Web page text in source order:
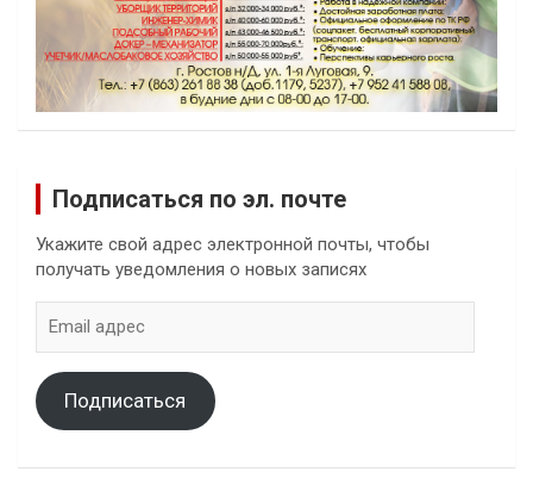
Подписаться по эл. почте
Укажите свой адрес электронной почты, чтобы
получать уведомления о новых записях
адрес
Подписаться